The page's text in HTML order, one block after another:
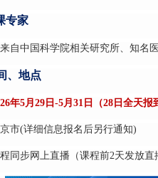
专家
中国科学院相关研究所、知名医
、地点
年5月29日-5月31日（28日全天报
(详细信息报名后另行通知)
步网上直播（课程前2天发放直